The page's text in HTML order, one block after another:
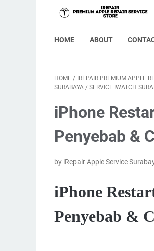
HOME ABOUT
HOME / IREPAIR PREMIUM APPLE
SURABAYA / SERVICE IWATCH
iPhone
Penyebab &
by iRepair Apple Service
iPhone
Penyebab &